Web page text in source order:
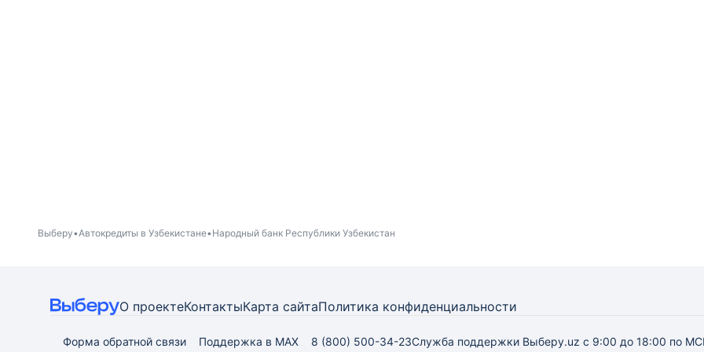
Выберу Автокредиты в Узбекистане Народный банк Республики Узбекистан
О проектеКонтактыКарта сайтаПолитика конфиденциальности
Форма обратной связи Поддержка в MAX 8 (800) 500-34-23Служба поддержки Выберу.uz с 9:00 до 18:00 по